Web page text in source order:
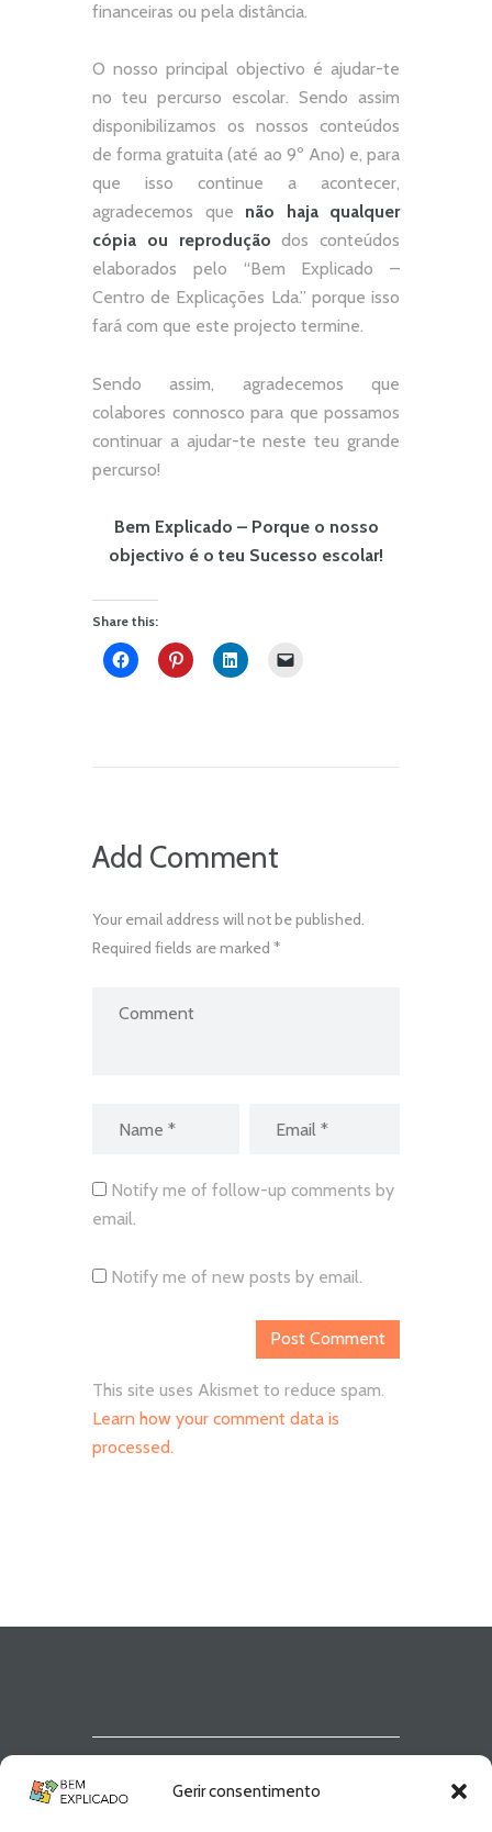
Gerir consentimento
financeiras ou pela distância.
O nosso principal objectivo é ajudar-te
no teu percurso escolar. Sendo assim
disponibilizamos os nossos conteúdos
de forma gratuita (até ao 9º Ano) e, para
que isso continue a acontecer,
agradecemos que não
haja qualquer
cópia ou reprodução dos conteúdos
elaborados pelo “Bem Explicado –
Centro de Explicações Lda.” porque isso
fará com que este projecto termine.
Sendo assim, agradecemos que
colabores connosco para que possamos
continuar a ajudar-te neste teu grande
percurso!
Bem Explicado – Porque o nosso
objectivo é o teu Sucesso escolar!
Share this:
Add Comment
Your email address will not be published.
Required fields are marked *
Notify me of follow-up comments by
email.
Notify me of new posts by email.
This site uses Akismet to reduce spam.
Learn how your comment data is
processed.
Explicado